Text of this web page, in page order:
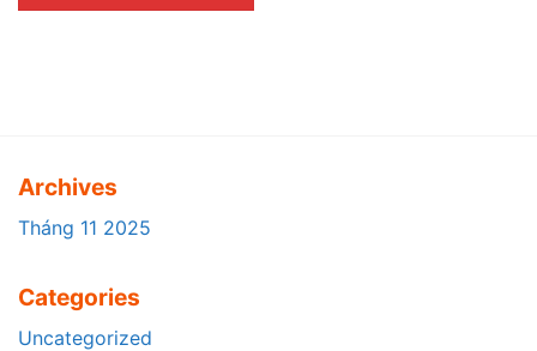
Archives
Tháng 11 2025
Categories
Uncategorized